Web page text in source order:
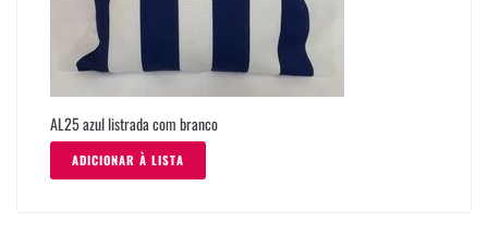
AL25 azul listrada com branco
ADICIONAR À LISTA